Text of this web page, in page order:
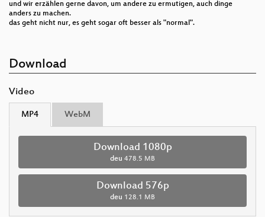
und wir erzählen gerne davon, um andere zu ermutigen, auch dinge
anders zu machen.
das geht nicht nur, es geht sogar oft besser als "normal".
Download
Video
MP4 WebM
Download 1080p
deu 478.5 MB
Download 576p
deu 128.1 MB